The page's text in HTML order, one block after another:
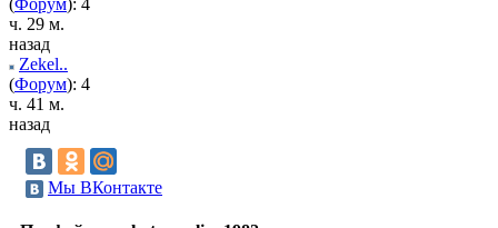
(Форум): 4
ч. 29 м.
назад
Zekel..
(Форум): 4
ч. 41 м.
назад
Мы ВКонтакте